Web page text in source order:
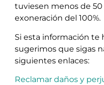
tuviesen menos de
exoneración del 100%.
Si esta información te
sugerimos que sigas
siguientes enlaces:
Reclamar daños y